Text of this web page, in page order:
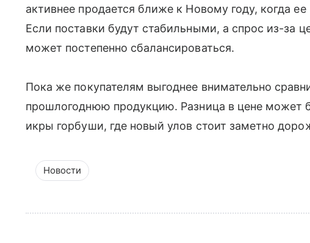
активнее продается ближе к Новому году, когда
Если поставки будут стабильными, а спрос из-за
может постепенно сбалансироваться.
Пока же покупателям выгоднее внимательно
прошлогоднюю продукцию. Разница в цене может
икры горбуши, где новый улов стоит заметно
Новости